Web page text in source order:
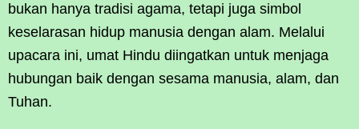
bukan hanya tradisi agama, tetapi juga simbol
keselarasan hidup manusia dengan alam. Melalui
upacara ini, umat Hindu diingatkan untuk menjaga
hubungan baik dengan sesama manusia, alam, dan
Tuhan.